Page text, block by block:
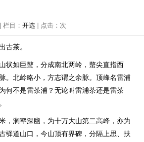
目： 开选 | 点击： 次
古茶。
状如巨螯，分成南北两岭，螯尖直指西
。北岭略小，方志谓之余脉。顶峰名雷浦
何不是雷茶浦？无论叫雷浦茶还是雷茶
，涧壑深幽，为十万大山第二高峰，亦为
驿道山口，今山顶有界碑，分隔上思、扶